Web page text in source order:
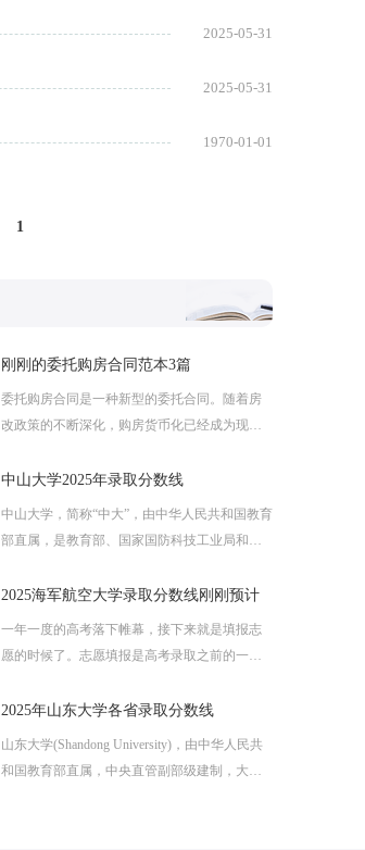
2025-05-31
2025-05-31
1970-01-01
1
刚刚的委托购房合同范本3篇
委托购房合同是一种新型的委托合同。随着房
改政策的不断深化，购房货币化已经成为现
房问题。但对于绝大多数人来说，不了解如何
中山大学2025年录取分数线
中山大学，简称“中大”，由中华人民共和国教育
部直属，是教育部、国家国防科技工业局和广
2025年的录取分数线是多少呢?下面就
2025海军航空大学录取分数线刚刚预计
一年一度的高考落下帷幕，接下来就是填报志
愿的时候了。志愿填报是高考录取之前的一个
关于今年的海军航空大学录取分数线你们了解
2025年山东大学各省录取分数线
山东大学(Shandong University)，由中华人民共
和国教育部直属，中央直管副部级建制，大家